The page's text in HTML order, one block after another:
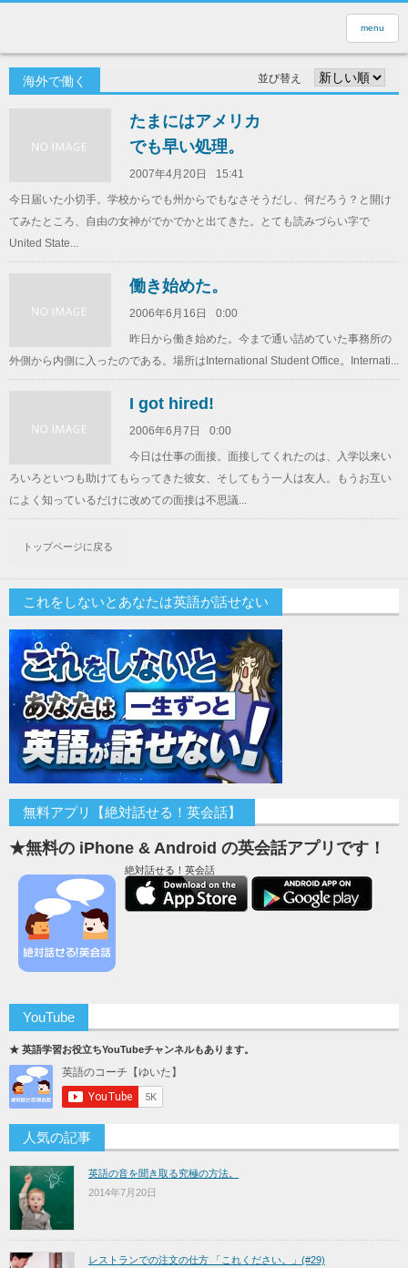
menu
海外で働く 並び替え
たまにはアメリカ
でも早い処理。
2007年4月20日
15:41
今日届いた小切手。学校からでも州からでもなさそうだし、何だろう？と開け
てみたところ、自由の女神がでかでかと出てきた。とても読みづらい字で
United State...
働き始めた。
2006年6月16日
0:00
昨日から働き始めた。今まで通い詰めていた事務所の
外側から内側に入ったのである。場所はInternational Student Office。Internati...
I got hired!
2006年6月7日
0:00
今日は仕事の面接。面接してくれたのは、入学以来い
ろいろといつも助けてもらってきた彼女、そしてもう一人は友人。もうお互い
によく知っているだけに改めての面接は不思議...
トップページに戻る
これをしないとあなたは英語が話せない
無料アプリ【絶対話せる！英会話】
★無料の iPhone & Android の英会話アプリです！
絶対話せる！英会話
YouTube
★ 英語学習お役立ちYouTubeチャンネルもあります。
人気の記事
英語の音を聞き取る究極の方法。
2014年7月20日
レストランでの注文の仕方 「これください。」(#29)